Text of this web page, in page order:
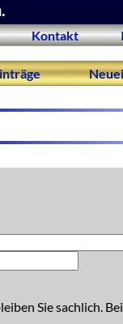
Kontakt
Sie sachlich.